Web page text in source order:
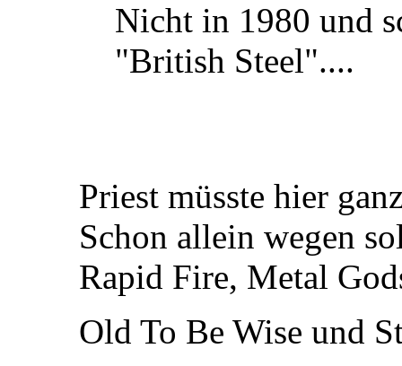
Nicht in 1980 und
"British Steel"....
Priest müsste hier
Schon allein wegen
Rapid Fire, Metal
Old To Be Wise und